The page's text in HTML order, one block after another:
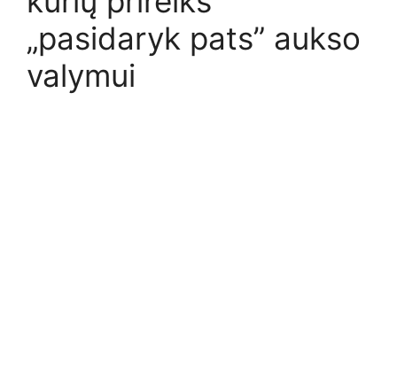
„pasidaryk pats” aukso
valymui